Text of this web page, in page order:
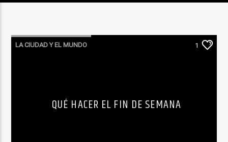
LA CIUDAD Y EL MUNDO 1
QUÉ HACER EL FIN DE SEMANA